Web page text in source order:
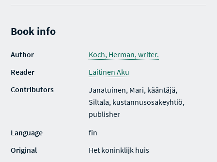
Book info
Author
Koch, Herman, writer.
Reader
Laitinen Aku
Contributors
Janatuinen, Mari, kääntäjä,
Siltala, kustannusosakeyhtiö,
publisher
Language
fin
Original
Het koninklijk huis